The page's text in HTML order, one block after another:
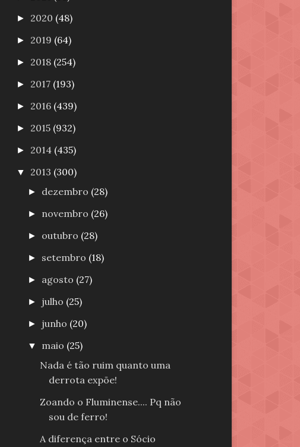
► 2020 (48)
► 2019 (64)
► 2018 (254)
► 2017 (193)
► 2016 (439)
► 2015 (932)
► 2014 (435)
▼ 2013 (300)
► dezembro (28)
► novembro (26)
► outubro (28)
► setembro (18)
► agosto (27)
► julho (25)
► junho (20)
▼ maio (25)
Nada é tão ruim quanto uma
derrota expõe!
Zoando o Fluminense.... Pq não
sou de ferro!
A diferença entre o Sócio